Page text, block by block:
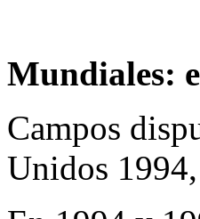
Mundiales:
Campos
Unidos